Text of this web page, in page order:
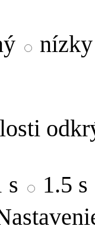
nízky
s
1.5 s